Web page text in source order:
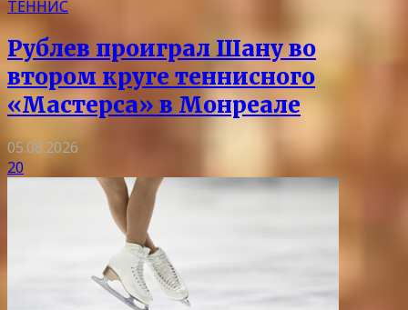
ТЕННИС
Рублев проиграл Шану во
втором круге теннисного
«Мастерса» в Монреале
05.08.2026
20